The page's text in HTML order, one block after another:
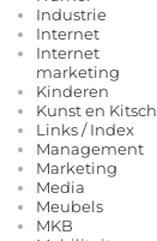
Industrie
Internet
Internet
marketing
Kinderen
Kunst en Kitsch
Links / Index
Management
Marketing
Media
Meubels
MKB